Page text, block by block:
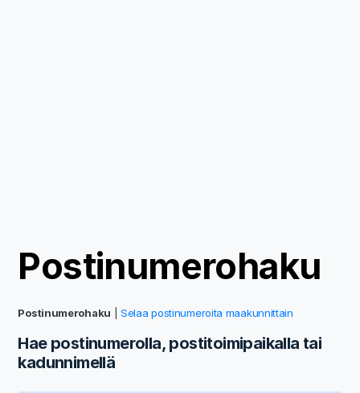
Postinumerohaku
Postinumerohaku |Selaa postinumeroita maakunnittain
Hae postinumerolla, postitoimipaikalla tai
kadunnimellä